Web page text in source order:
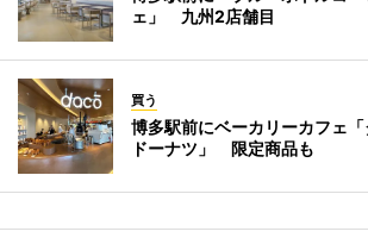
ェ」 九州2店舗目
買う
博多駅前にベーカリーカフェ
ドーナツ」 限定商品も